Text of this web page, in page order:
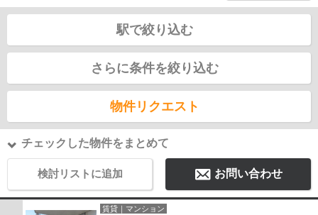
駅で絞り込む
さらに条件を絞り込む
物件リクエスト
チェックした物件をまとめて
検討リストに追加 お問い合わせ
賃貸｜マンション